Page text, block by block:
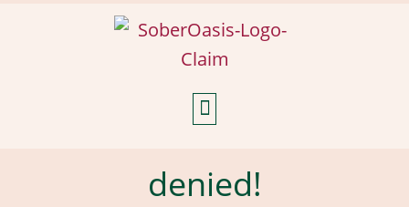
denied!